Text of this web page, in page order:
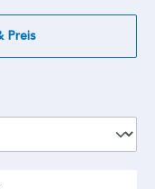
Preis